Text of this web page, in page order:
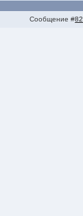
Сообщение #82